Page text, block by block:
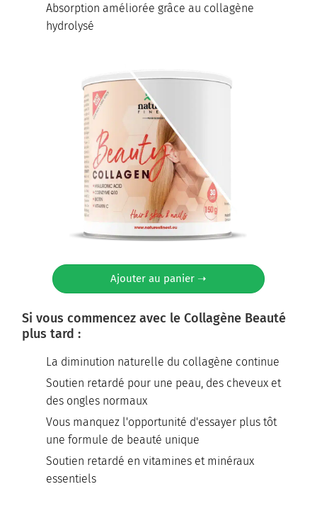
Absorption améliorée grâce au collagène
hydrolysé
Ajouter au panier ➝
Si vous commencez avec le Collagène Beauté
plus tard :
La diminution naturelle du collagène continue
Soutien retardé pour une peau, des cheveux et
des ongles normaux
Vous manquez l'opportunité d'essayer plus tôt
une formule de beauté unique
Soutien retardé en vitamines et minéraux
essentiels